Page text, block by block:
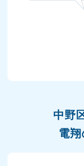
中野
電